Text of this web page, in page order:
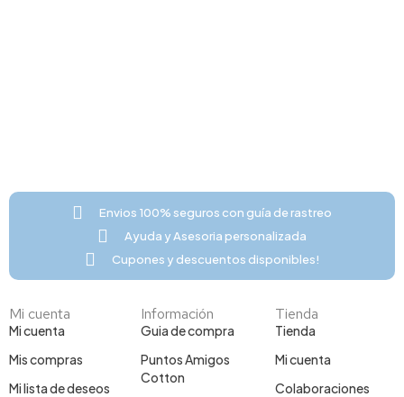
Envios 100% seguros con guía de rastreo
Ayuda y Asesoria personalizada
Cupones y descuentos disponibles!
Mi cuenta
Mi cuenta
Mis compras
Mi lista de deseos
Información
Guia de compra
Puntos Amigos
Cotton
Tienda
Tienda
Mi cuenta
Colaboraciones